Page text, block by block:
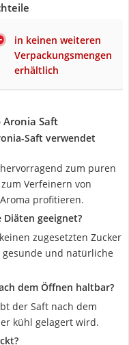
in keinen weiteren
Verpackungsmengen
erhältlich
Saft
Saft verwendet
zum puren
Verfeinern von
profitieren.
geeignet?
zugesetzten Zucker
und natürliche
dem Öffnen haltbar?
der Saft nach dem
kühl gelagert wird.